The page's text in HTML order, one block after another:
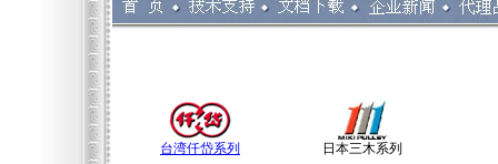
台湾仟岱系列 日本三木系列